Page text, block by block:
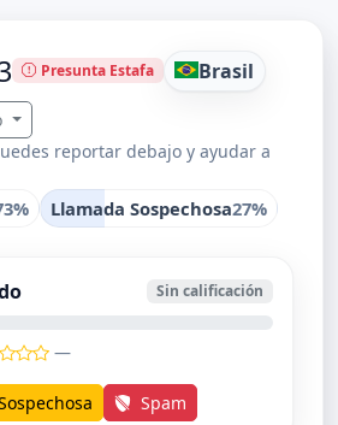
Presunta Estafa Brasil
reportar debajo y ayudar a
Llamada Sospechosa27%
Sin calificación
—
Spam